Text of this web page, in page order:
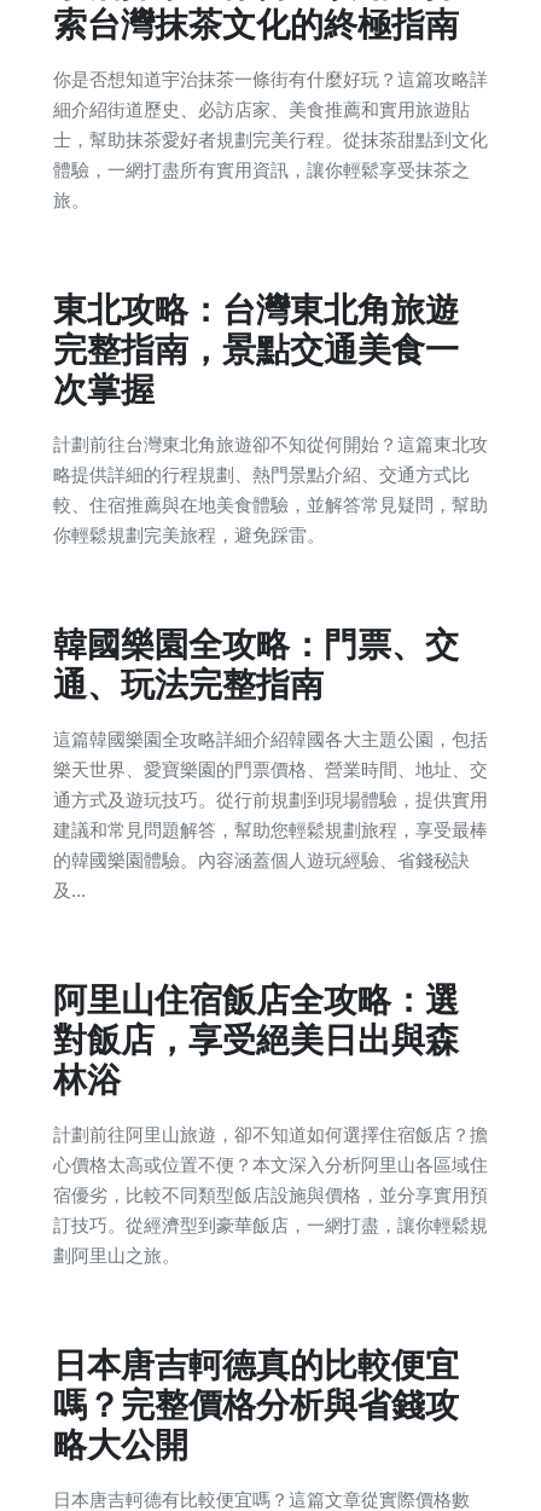
索台灣抹茶文化的終極指南
你是否想知道宇治抹茶一條街有什麼好玩？這篇攻略詳
細介紹街道歷史、必訪店家、美食推薦和實用旅遊貼
士，幫助抹茶愛好者規劃完美行程。從抹茶甜點到文化
體驗，一網打盡所有實用資訊，讓你輕鬆享受抹茶之
旅。
東北攻略：台灣東北角旅遊
完整指南，景點交通美食一
次掌握
計劃前往台灣東北角旅遊卻不知從何開始？這篇東北攻
略提供詳細的行程規劃、熱門景點介紹、交通方式比
較、住宿推薦與在地美食體驗，並解答常見疑問，幫助
你輕鬆規劃完美旅程，避免踩雷。
韓國樂園全攻略：門票、交
通、玩法完整指南
這篇韓國樂園全攻略詳細介紹韓國各大主題公園，包括
樂天世界、愛寶樂園的門票價格、營業時間、地址、交
通方式及遊玩技巧。從行前規劃到現場體驗，提供實用
建議和常見問題解答，幫助您輕鬆規劃旅程，享受最棒
的韓國樂園體驗。內容涵蓋個人遊玩經驗、省錢秘訣
及...
阿里山住宿飯店全攻略：選
對飯店，享受絕美日出與森
林浴
計劃前往阿里山旅遊，卻不知道如何選擇住宿飯店？擔
心價格太高或位置不便？本文深入分析阿里山各區域住
宿優劣，比較不同類型飯店設施與價格，並分享實用預
訂技巧。從經濟型到豪華飯店，一網打盡，讓你輕鬆規
劃阿里山之旅。
日本唐吉軻德真的比較便宜
嗎？完整價格分析與省錢攻
略大公開
日本唐吉軻德有比較便宜嗎？這篇文章從實際價格數